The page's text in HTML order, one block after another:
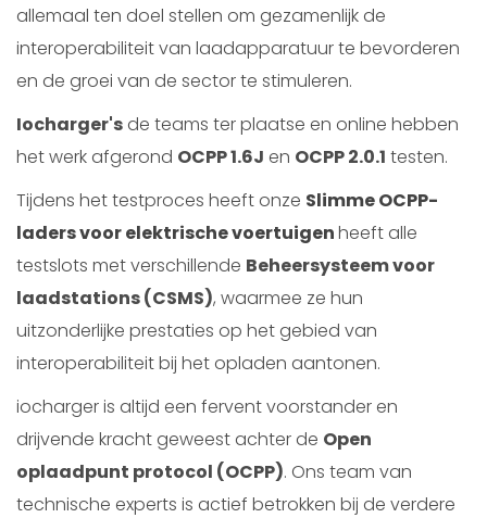
allemaal ten doel stellen om gezamenlijk de
interoperabiliteit van laadapparatuur te bevorderen
en de groei van de sector te stimuleren.
Iocharger'sde teams ter plaatse en online hebben
het werk afgerond OCPP 1.6J en OCPP 2.0.1 testen.
Tijdens het testproces heeft onze Slimme OCPP-
laders voor elektrische voertuigenheeft alle
testslots met verschillende Beheersysteem voor
laadstations (CSMS), waarmee ze hun
uitzonderlijke prestaties op het gebied van
interoperabiliteit bij het opladen aantonen.
iocharger is altijd een fervent voorstander en
drijvende kracht geweest achter de Open
oplaadpunt protocol (OCPP). Ons team van
technische experts is actief betrokken bij de verdere